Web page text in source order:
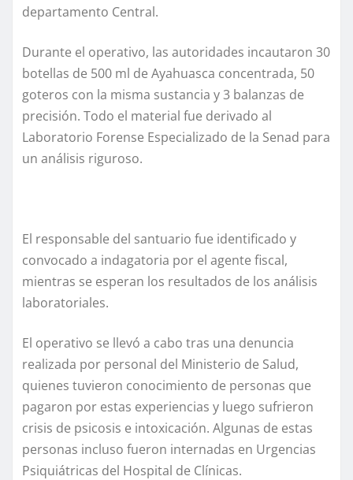
departamento Central.
Durante el operativo, las autoridades incautaron 30
botellas de 500 ml de Ayahuasca concentrada, 50
goteros con la misma sustancia y 3 balanzas de
precisión. Todo el material fue derivado al
Laboratorio Forense Especializado de la Senad para
un análisis riguroso.
El responsable del santuario fue identificado y
convocado a indagatoria por el agente fiscal,
mientras se esperan los resultados de los análisis
laboratoriales.
El operativo se llevó a cabo tras una denuncia
realizada por personal del Ministerio de Salud,
quienes tuvieron conocimiento de personas que
pagaron por estas experiencias y luego sufrieron
crisis de psicosis e intoxicación. Algunas de estas
personas incluso fueron internadas en Urgencias
Psiquiátricas del Hospital de Clínicas.